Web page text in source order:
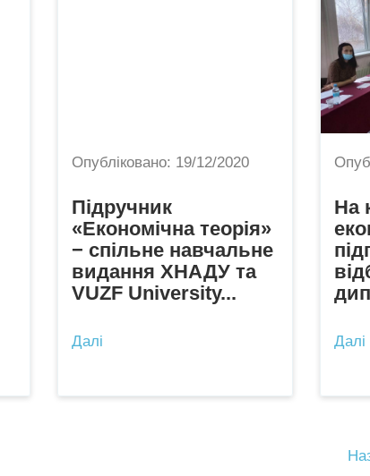
Опубліковано: 19/12/2020
Підручник
«Економічна теорія»
− спільне навчальне
видання ХНАДУ та
VUZF University...
Далі
На
Далі